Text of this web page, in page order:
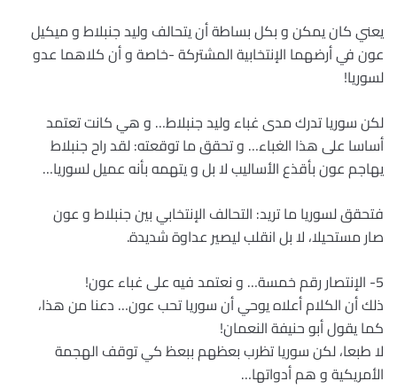
يعني كان يمكن و بكل بساطة أن يتحالف وليد جنبلاط و ميكيل
عون في أرضهما الإنتخابية المشتركة -خاصة و أن كلاهما عدو
لسوريا!
لكن سوريا تدرك مدى غباء وليد جنبلاط… و هي كانت تعتمد
أساسا على هذا الغباء… و تحقق ما توقعته: لقد راح جنبلاط
يهاجم عون بأقذع الأساليب لا بل و يتهمه بأنه عميل لسوريا…
فتحقق لسوريا ما تريد: التحالف الإنتخابي بين جنبلاط و عون
صار مستحيلا، لا بل انقلب ليصير عداوة شديدة.
5- الإنتصار رقم خمسة… و نعتمد فيه على غباء عون!
ذلك أن الكلام أعلاه يوحي أن سوريا تحب عون… دعنا من هذا،
كما يقول أبو حنيفة النعمان!
لا طبعا، لكن سوريا تظرب بعظهم ببعظ كي توقف الهجمة
الأمريكية و هم أدواتها…